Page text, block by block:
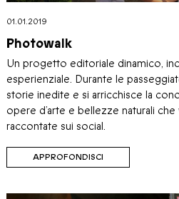
01.01.2019
Photowalk
Un progetto editoriale dinamico,
esperienziale. Durante le
storie inedite e si arricchisce la
opere d’arte e bellezze naturali
raccontate sui social.
APPROFONDISCI